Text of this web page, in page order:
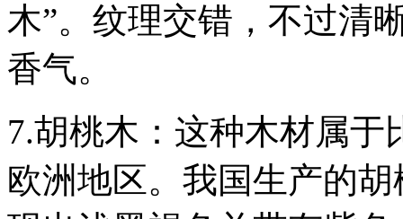
木”。纹理交错，不过清
香气。
7.胡桃木：这种木材属
欧洲地区。我国生产的